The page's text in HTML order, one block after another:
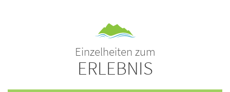
Einzelheiten zum
ERLEBNIS